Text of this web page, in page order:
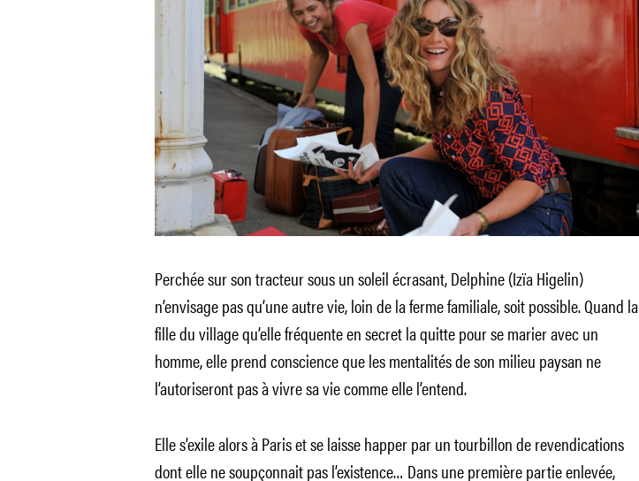
Perchée sur son tracteur sous un soleil écrasant, Delphine (Izïa Higelin)
n’envisage pas qu’une autre vie, loin de la ferme familiale, soit possible. Quand la
fille du village qu’elle fréquente en secret la quitte pour se marier avec un
homme, elle prend conscience que les mentalités de son milieu paysan ne
l’autoriseront pas à vivre sa vie comme elle l’entend.
Elle s’exile alors à Paris et se laisse happer par un tourbillon de revendications
dont elle ne soupçonnait pas l’existence… Dans une première partie enlevée,